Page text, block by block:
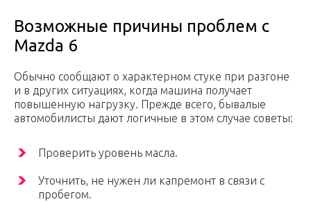
Возможные причины проблем с
Mazda 6
Обычно сообщают о характерном стуке при разгоне
и в других ситуациях, когда машина получает
повышенную нагрузку. Прежде всего, бывалые
автомобилисты дают логичные в этом случае советы:
Проверить уровень масла.
Уточнить, не нужен ли капремонт в связи с
пробегом.